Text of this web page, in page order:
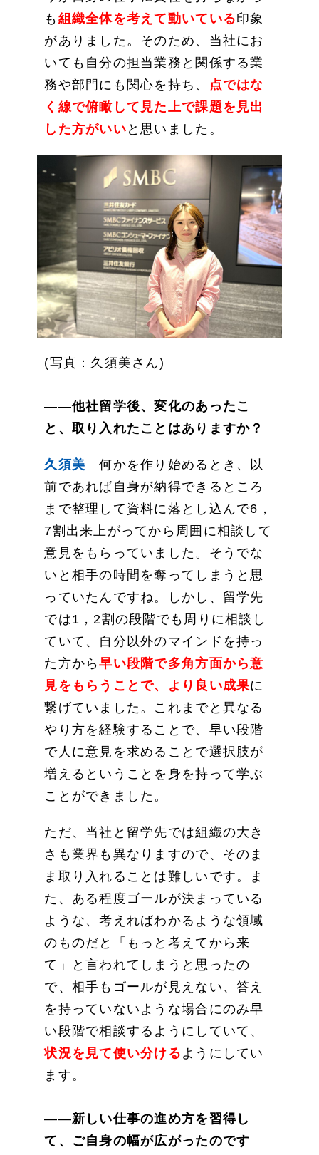
も 組織全体を考えて動いている印象
がありました。そのため、当社にお
いても自分の担当業務と関係する業
務や部門にも関心を持ち、
点ではな
く線で俯瞰して見た上で課題を見出
した方がいい と思いました。
(写真：久須美さん)
――他社留学後、変化のあったこ
と、取り入れたことはありますか？
久須美 何かを作り始めるとき、以
前であれば自身が納得できるところ
まで整理して資料に落とし込んで6，
7割出来上がってから周囲に相談して
意見をもらっていました。そうでな
いと相手の時間を奪ってしまうと思
っていたんですね。しかし、留学先
では1，2割の段階でも周りに相談し
ていて、自分以外のマインドを持っ
た方から早い段階で多角方面から意
見をもらうことで、より良い成果に
繋げていました。これまでと異なる
やり方を経験することで、早い段階
で人に意見を求めることで選択肢が
増えるということを身を持って学ぶ
ことができました。
ただ、当社と留学先では組織の大き
さも業界も異なりますので、そのま
ま取り入れることは難しいです。ま
た、ある程度ゴールが決まっている
ような、考えればわかるような領域
のものだと「もっと考えてから来
て」と言われてしまうと思ったの
で、相手もゴールが見えない、答え
を持っていないような場合にのみ早
い段階で相談するようにしていて、
状況を見て使い分ける ようにしてい
ます。
――新しい仕事の進め方を習得し
て、ご自身の幅が広がったのです